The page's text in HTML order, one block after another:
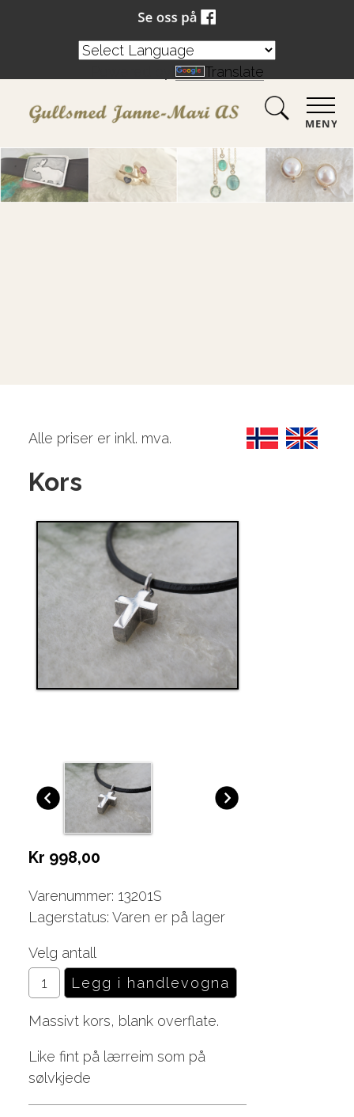
MENY
Alle priser er inkl. mva.
Kors
Kr 998,00
Varenummer: 13201S
Lagerstatus: Varen er på lager
Velg antall
Massivt kors, blank overflate.
Like fint på lærreim som på
sølvkjede
Translate